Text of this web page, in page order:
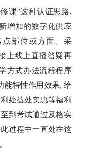
课”这种认证思路,
增加的数字化供应
部位或方面。采
上线上直播答疑再
方式办法流程程序
能特性作用效果, 给
处益处实惠等福利
到考试通过及格实
过程中一直处在这